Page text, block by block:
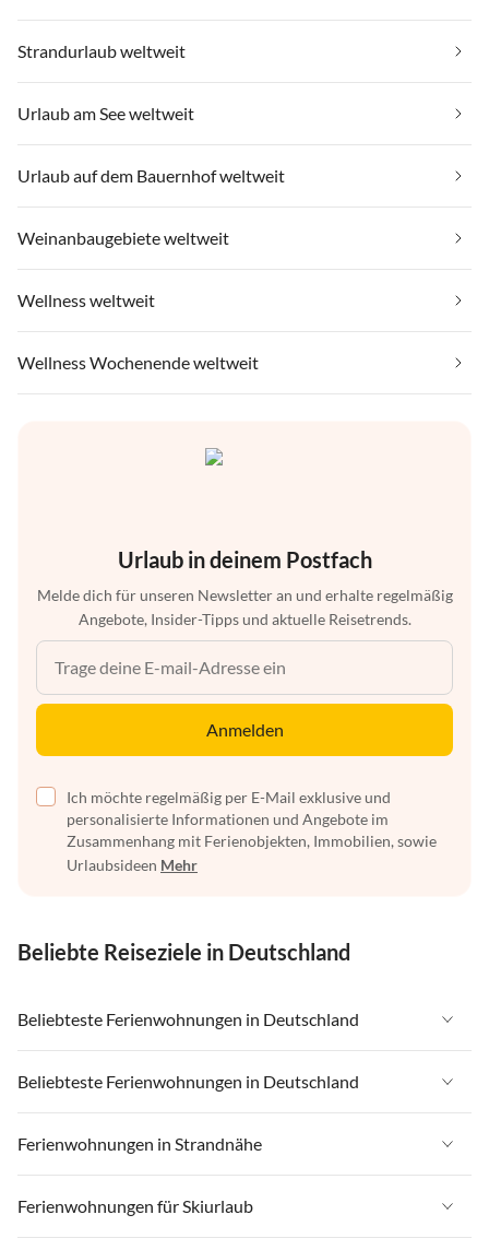
Strandurlaub weltweit
Urlaub am See weltweit
Urlaub auf dem Bauernhof weltweit
Weinanbaugebiete weltweit
Wellness weltweit
Wellness Wochenende weltweit
Urlaub in deinem Postfach
Melde dich für unseren Newsletter an und erhalte regelmäßig
Angebote, Insider-Tipps und aktuelle Reisetrends.
Anmelden
Ich möchte regelmäßig per E-Mail exklusive und
personalisierte Informationen und Angebote im
Zusammenhang mit Ferienobjekten, Immobilien, sowie
Urlaubsideen Mehr
Beliebte Reiseziele in Deutschland
Beliebteste Ferienwohnungen in Deutschland
Ferienwohnungen in Deutschland
Ferienwohnungen in Ostsee
Ferienwohnungen in Nordsee
Ferienwohnungen in Mecklenburg-Vorpommern
Beliebteste Ferienwohnungen in Deutschland
Ferienwohnungen in Deutschland
Ferienwohnungen in Ostsee
Ferienwohnungen in Nordsee
Ferienwohnungen in Strandnähe
Ferienwohnungen in Strandnähe in Deutschland
Ferienwohnungen in Strandnähe in Ostsee
Ferienwohnungen für Skiurlaub